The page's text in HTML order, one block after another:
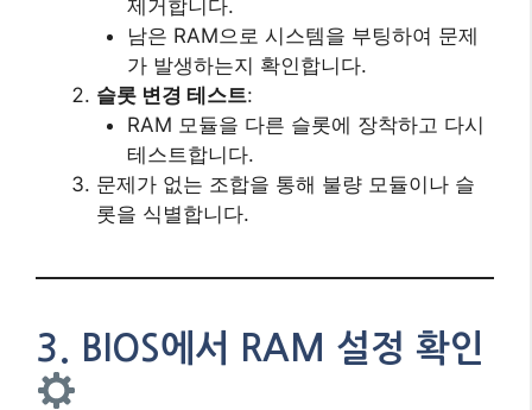
제거합니다.
남은 RAM으로 시스템을 부팅하여 문제
가 발생하는지 확인합니다.
슬롯 변경 테스트:
RAM 모듈을 다른 슬롯에 장착하고 다시
테스트합니다.
문제가 없는 조합을 통해 불량 모듈이나 슬
롯을 식별합니다.
3. BIOS에서 RAM 설정 확인